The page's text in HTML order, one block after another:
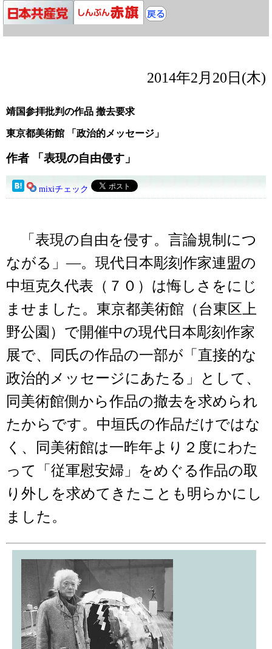
2014年2月20日(木)
靖国参拝批判の作品 撤去要求
東京都美術館 「政治的メッセージ」
作者 「表現の自由侵す」
mixiチェック
「表現の自由を侵す。言論規制につ
ながる」―。現代日本彫刻作家連盟の
中垣克久代表（７０）は悔しさをにじ
ませました。東京都美術館（台東区上
野公園）で開催中の現代日本彫刻作家
展で、同氏の作品の一部が「直接的な
政治的メッセージにあたる」として、
同美術館側から作品の撤去を求められ
たからです。中垣氏の作品だけではな
く、同美術館は一昨年より２度にわた
って「従軍慰安婦」をめぐる作品の取
り外しを求めてきたことも明らかにし
ました。